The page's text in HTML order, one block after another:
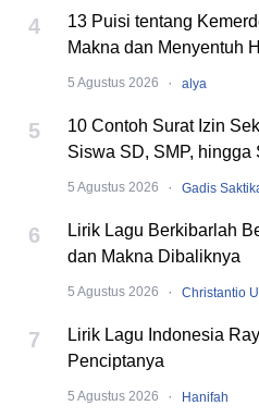
4
13 Puisi tentang
Makna dan Menyentuh
5 Agustus 2026 · alya
5
10 Contoh Surat Izin
Siswa SD, SMP, hingga
5 Agustus 2026 · Gadis
6
Lirik Lagu Berkibarlah
dan Makna Dibaliknya
5 Agustus 2026 · Christantio
7
Lirik Lagu Indonesia
Penciptanya
5 Agustus 2026 · Hanifah